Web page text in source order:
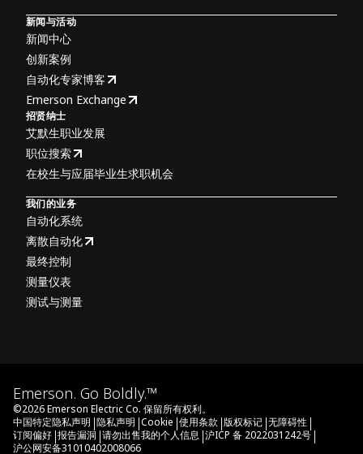
新闻与活动
新闻中心
创新案例
自动化专家博客
Emerson Exchange
招贤纳士
艾默生职业发展
职位搜索
在校生与应届毕业生求职机会
我们的业务
自动化系统
离散自动化
最终控制
测量仪表
测试与测量
Emerson. Go Boldly.™
©2026Emerson Electric Co. 保留所有权利。
中国特定隐私声明 |隐私声明 |Cookie |使用条款 |版权标记 |无障碍性 |
订阅偏好 |报告漏洞 |请勿出售我的个人信息 |沪ICP 备 2022031242号 |
沪公网安备31010402008066